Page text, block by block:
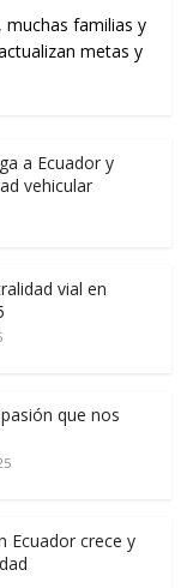
muchas familias y
metas y
a Ecuador y
vehicular
vial en
que nos
Ecuador crece y